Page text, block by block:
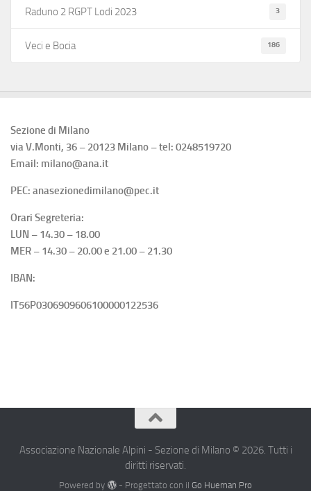
Raduno 2 RGPT Lodi 2023 3
Veci e Bocia 186
Sezione di Milano
via V.Monti, 36 – 20123 Milano – tel: 0248519720
Email: milano@ana.it
PEC: anasezionedimilano@pec.it
Orari Segreteria:
LUN – 14.30 – 18.00
MER – 14.30 – 20.00 e 21.00 – 21.30
IBAN:
IT56P0306909606100000122536
Associazione Nazionale Alpini - Sezione di Milano © 2026. Tutti i
diritti riservati.
Powered by - Progettato con il Go Hueman Pro